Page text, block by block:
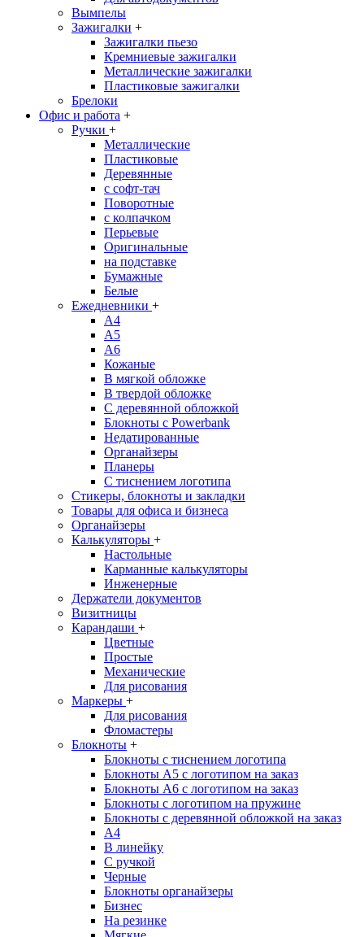
Вымпелы
Зажигалки +
Зажигалки пьезо
Кремниевые зажигалки
Металлические зажигалки
Пластиковые зажигалки
Брелоки
Офис и работа +
Ручки +
Металлические
Пластиковые
Деревянные
с софт-тач
Поворотные
с колпачком
Перьевые
Оригинальные
на подставке
Бумажные
Белые
Ежедневники +
A4
A5
A6
Кожаные
В мягкой обложке
В твердой обложке
С деревянной обложкой
Блокноты с Powerbank
Недатированные
Органайзеры
Планеры
С тиснением логотипа
Стикеры, блокноты и закладки
Товары для офиса и бизнеса
Органайзеры
Калькуляторы +
Настольные
Карманные калькуляторы
Инженерные
Держатели документов
Визитницы
Карандаши +
Цветные
Простые
Механические
Для рисования
Маркеры +
Для рисования
Фломастеры
Блокноты +
Блокноты с тиснением логотипа
Блокноты А5 с логотипом на заказ
Блокноты А6 с логотипом на заказ
Блокноты с логотипом на пружине
Блокноты с деревянной обложкой на заказ
A4
В линейку
С ручкой
Черные
Блокноты органайзеры
Бизнес
На резинке